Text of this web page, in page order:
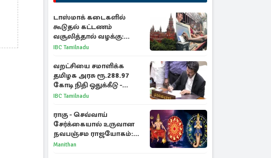
டாஸ்மாக் கடைகளில்
கூடுதல் கட்டணம்
வசூலித்தால் வழக்கு:
சென்னை உயர்நீதிமன்றம்
IBC Tamilnadu
வறட்சியை சமாளிக்க
தமிழக அரசு ரூ.288.97
கோடி நிதி ஒதுக்கீடு -
வெளியான அரசாணை
IBC Tamilnadu
ராகு - செவ்வாய்
சேர்க்கையால் உருவான
நவபஞ்சம ராஜயோகம்:
அதிர்ஷ்டம் பெறும் 3
Manithan